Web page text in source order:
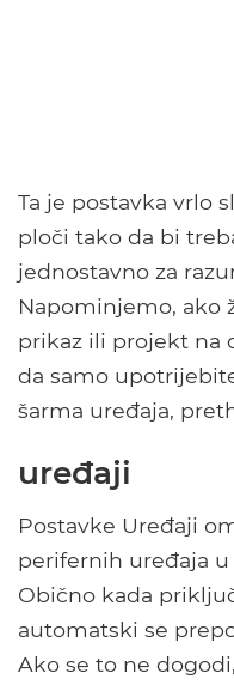
Ta je postavka vrlo
ploči tako da bi
jednostavno za
Napominjemo, ako
prikaz ili projekt na
da samo
šarma uređaja,
uređaji
Postavke Uređaji
perifernih uređaja
Obično kada
automatski se
Ako se to ne